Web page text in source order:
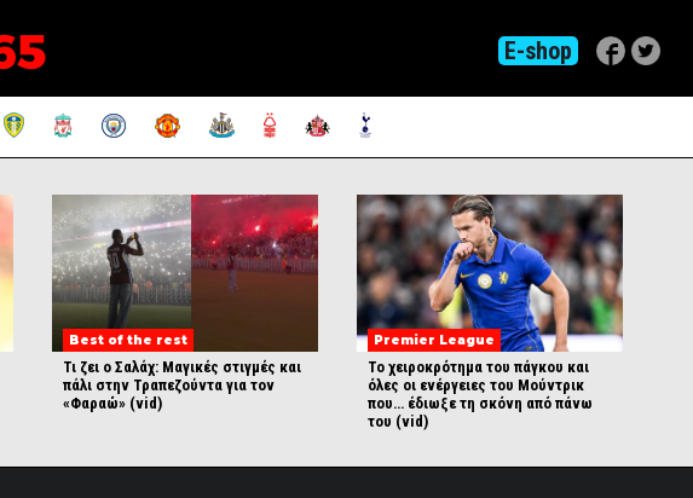
E-shop
Best of the rest
Τι ζει ο Σαλάχ: Μαγικές στιγμές και
πάλι στην Τραπεζούντα για τον
«Φαραώ» (vid)
Premier League
Το χειροκρότημα του πάγκου και
όλες οι ενέργειες του Μούντρικ
που… έδιωξε τη σκόνη από πάνω
του (vid)